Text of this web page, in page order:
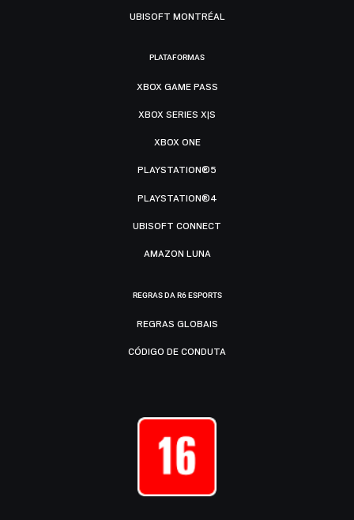
UBISOFT MONTRÉAL
PLATAFORMAS
XBOX GAME PASS
XBOX SERIES X|S
XBOX ONE
PLAYSTATION®5
PLAYSTATION®4
UBISOFT CONNECT
AMAZON LUNA
REGRAS DA R6 ESPORTS
REGRAS GLOBAIS
CÓDIGO DE CONDUTA